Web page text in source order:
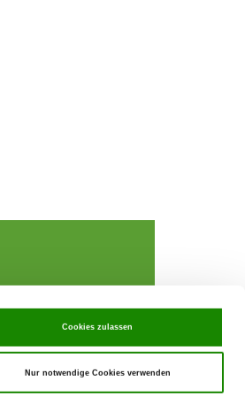
Cookies zulassen
Nur notwendige Cookies verwenden